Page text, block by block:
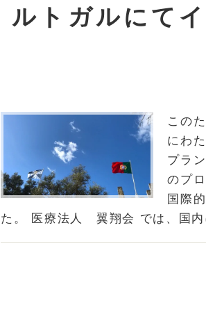
ルトガルにて
この
にわ
プラ
のプ
国際
た。 医療法人 翼翔会 では、国